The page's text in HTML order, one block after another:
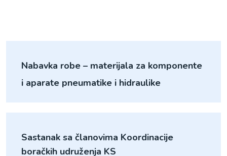
Nabavka robe – materijala za komponente
i aparate pneumatike i hidraulike
Sastanak sa članovima Koordinacije
boračkih udruženja KS